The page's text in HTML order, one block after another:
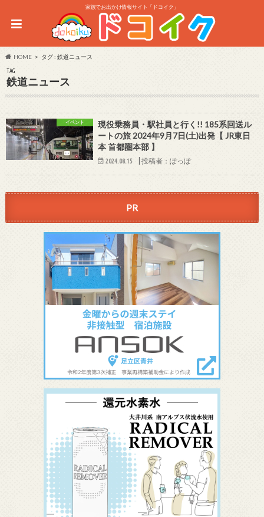
家族でお出かけ情報サイト「ドコイク」
HOME タグ : 鉄道ニュース
TAG
鉄道ニュース
イベント
現役乗務員・駅社員と行く!! 185系回送ル
ートの旅 2024年9月7日(土)出発【 JR東日
本 首都圏本部 】
2024.08.15 |投稿者：ぽっぽ
PR